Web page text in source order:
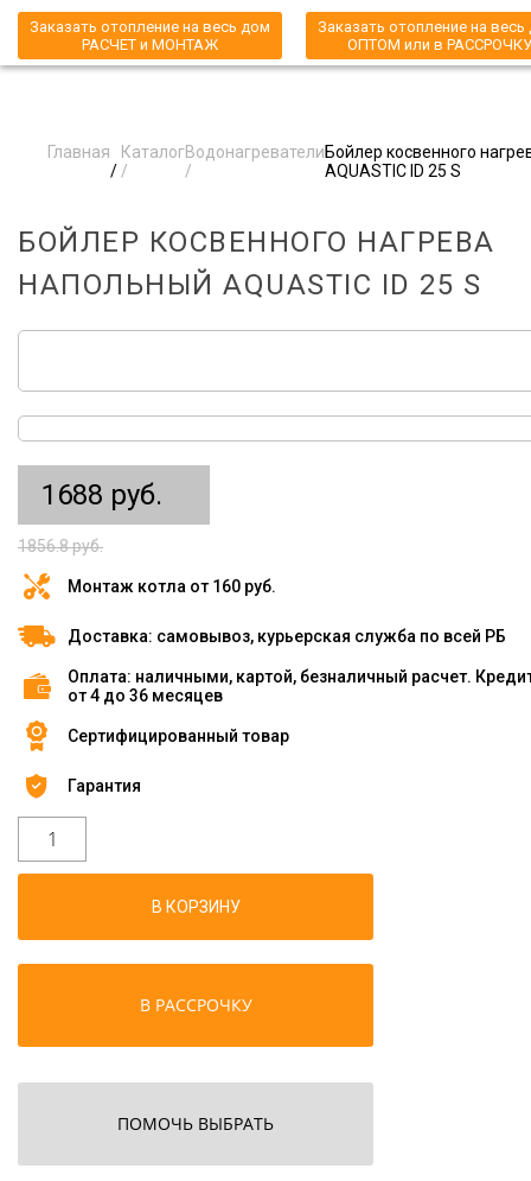
Заказать отопление на весь дом
РАСЧЕТ и МОНТАЖ
Заказать отопление на
ОПТОМ или в РАССРОЧКУ
Главная
/
Каталог
/
Водонагреватели
/
Бойлер косвенного
AQUASTIC ID 25 S
БОЙЛЕР КОСВЕННОГО НАГРЕВА
НАПОЛЬНЫЙ AQUASTIC ID 25 S
1688 руб.
1856.8 руб.
Монтаж котла от 160 руб.
Доставка: самовывоз, курьерская служба по всей РБ
Оплата: наличными, картой, безналичный расчет.
от 4 до 36 месяцев
Сертифицированный товар
Гарантия
В КОРЗИНУ
В РАССРОЧКУ
ПОМОЧЬ ВЫБРАТЬ